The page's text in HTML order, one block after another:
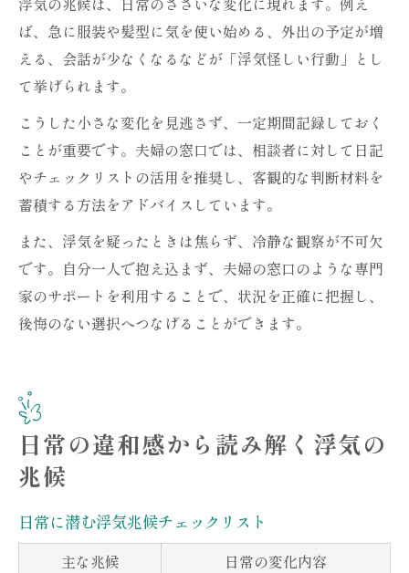
ば、急に服装や髪型に気を使い始める、外出の予定が増
える、会話が少なくなるなどが「浮気怪しい行動」とし
て挙げられます。
こうした小さな変化を見逃さず、一定期間記録しておく
ことが重要です。夫婦の窓口では、相談者に対して日記
やチェックリストの活用を推奨し、客観的な判断材料を
蓄積する方法をアドバイスしています。
また、浮気を疑ったときは焦らず、冷静な観察が不可欠
です。自分一人で抱え込まず、夫婦の窓口のような専門
家のサポートを利用することで、状況を正確に把握し、
後悔のない選択へつなげることができます。
日常の違和感から読み解く浮気の
兆候
日常に潜む浮気兆候チェックリスト
主な兆候
日常の変化内容